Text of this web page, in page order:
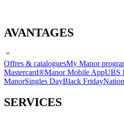
AVANTAGES
Offres & cataloguesMy Manor
Mastercard®Manor Mobile AppUBS
ManorSingles DayBlack Friday
SERVICES